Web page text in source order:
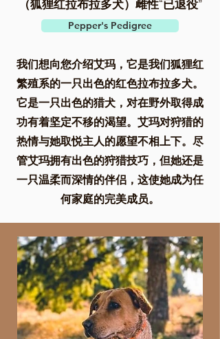
（狐狸红拉布拉多犬）雌性“已退役”
Pepper's Pedigree
我们想向您介绍艾玛，它是我们狐狸红
繁殖系的一只出色的红色拉布拉多犬。
它是一只出色的猎犬，对在野外取得成
功有着坚定不移的渴望。艾玛对狩猎的
热情与她取悦主人的愿望不相上下。尽
管艾玛拥有出色的狩猎技巧，但她还是
一只温柔而深情的伴侣，这使她成为任
何家庭的完美成员。